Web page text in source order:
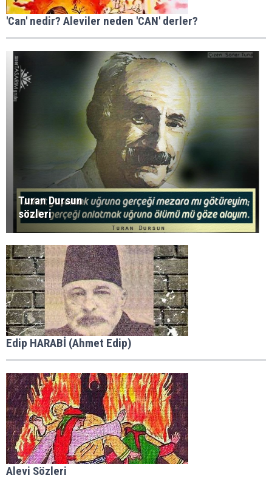
'Can' nedir? Aleviler neden 'CAN' derler?
Turan Dursun
sözleri
Edip HARABİ (Ahmet Edip)
Alevi Sözleri